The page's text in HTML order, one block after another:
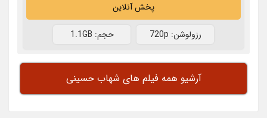
پخش آنلاین
رزولوشن: 720p حجم: 1.1GB
آرشیو همه فیلم های شهاب حسینی